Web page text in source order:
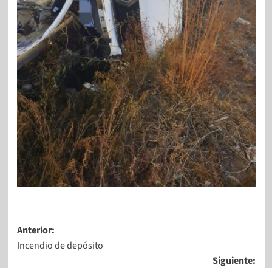
Anterior:
Incendio de depósito
Siguiente: